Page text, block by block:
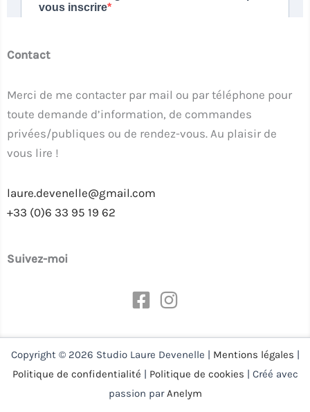
Contact
Merci de me contacter par mail ou par téléphone pour
toute demande d’information, de commandes
privées/publiques ou de rendez-vous. Au plaisir de
vous lire !
laure.devenelle@gmail.com
+33 (0)6 33 95 19 62
Suivez-moi
Copyright © 2026 Studio Laure Devenelle | Mentions légales |
Politique de confidentialité | Politique de cookies | Créé avec
passion parAnelym